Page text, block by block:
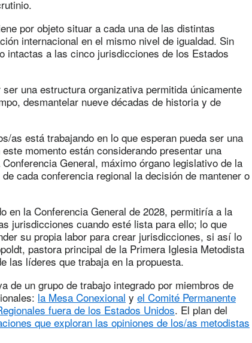
por objeto situar a cada una de las distintas
internacional en el mismo nivel de igualdad. Sin
intactas a las cinco jurisdicciones de los Estados
una estructura organizativa permitida únicamente
desmantelar nueve décadas de historia y de
as está trabajando en lo que esperan pueda ser una
momento están considerando presentar una
General, máximo órgano legislativo de la
cada conferencia regional la decisión de mantener o
en la Conferencia General de 2028, permitiría a la
jurisdicciones cuando esté lista para ello; lo que
su propia labor para crear jurisdicciones, si así lo
pastora principal de la Primera Iglesia Metodista
las líderes que trabaja en la propuesta.
de un grupo de trabajo integrado por miembros de
la Mesa Conexional y el Comité Permanente
fuera de los Estados Unidos. El plan del
que exploran las opiniones de los/as metodistas